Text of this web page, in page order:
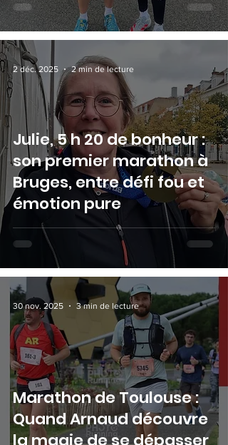
Julie, 5 h 20 de bonheur :
son premier marathon à
Bruges, entre défi fou et
émotion pure
2 déc. 2025 2 min de lecture
Marathon de Toulouse :
Quand Arnaud découvre
la magie de se dépasser
30 nov. 2025 3 min de lecture